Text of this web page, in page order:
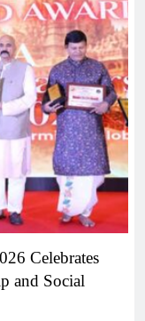
Celebrates
and Social